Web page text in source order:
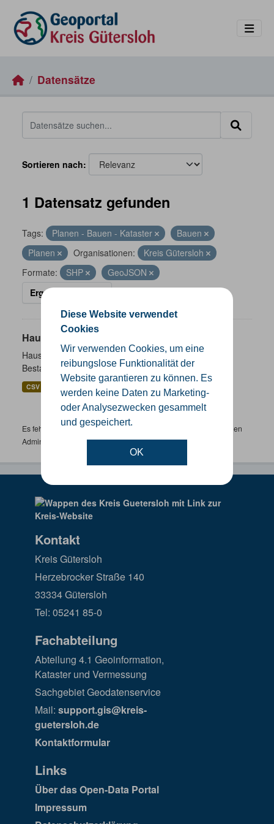
Diese Website verwendet
Cookies
Wir verwenden Cookies, um eine
reibungslose Funktionalität der
Website garantieren zu können. Es
werden keine Daten zu Marketing-
oder Analysezwecken gesammelt
und gespeichert.
OK
Datensätze
Sortieren nach
1 Datensatz gefunden
Tags: Planen - Bauen - Kataster
Bauen
Planen
Organisationen:
Kreis Gütersloh
Formate:
SHP
GeoJSON
Ergebnisse filtern
Hausnummernkoordinaten
Hausnummernkoordinaten abgeleitet aus dem ALKIS-
Bestand
CSV GeoJSON SHP
Es fehlen spezifische Datensätze? Wenden Sie sich bitte an einen
Administrator unter:support.gis@kreis-guetersloh.de
Kontakt
Kreis Gütersloh
Herzebrocker Straße 140
33334 Gütersloh
Tel: 05241 85-0
Fachabteilung
Abteilung 4.1 Geoinformation,
Kataster und Vermessung
Sachgebiet Geodatenservice
Mail: support.gis@kreis-
guetersloh.de
Kontaktformular
Links
Über das Open-Data Portal
Impressum